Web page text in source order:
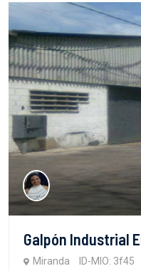
Galpón Industrial
Miranda ID-MIO: 3f45